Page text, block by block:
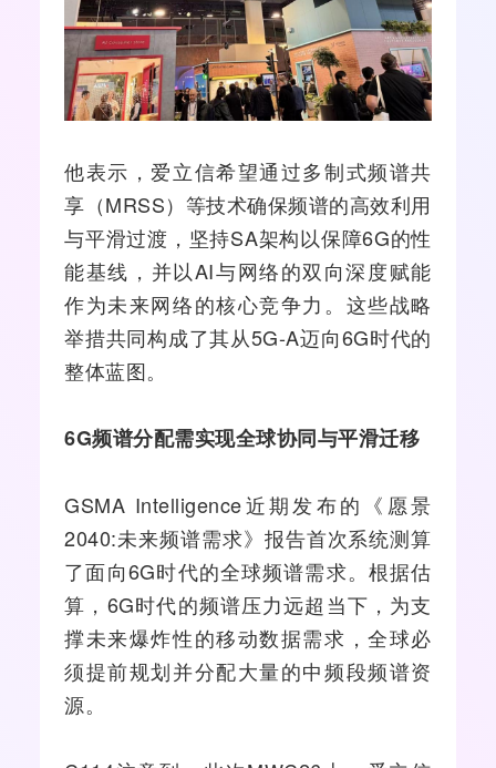
他表示，爱立信希望通过多制式频谱共
享（MRSS）等技术确保频谱的高效利用
与平滑过渡，坚持SA架构以保障6G的性
能基线，并以AI与网络的双向深度赋能
作为未来网络的核心竞争力。这些战略
举措共同构成了其从5G-A迈向6G时代的
整体蓝图。
6G频谱分配需实现全球协同与平滑迁移
GSMA Intelligence近期发布的《愿景
2040:未来频谱需求》报告首次系统测算
了面向6G时代的全球频谱需求。根据估
算，6G时代的频谱压力远超当下，为支
撑未来爆炸性的移动数据需求，全球必
须提前规划并分配大量的中频段频谱资
源。